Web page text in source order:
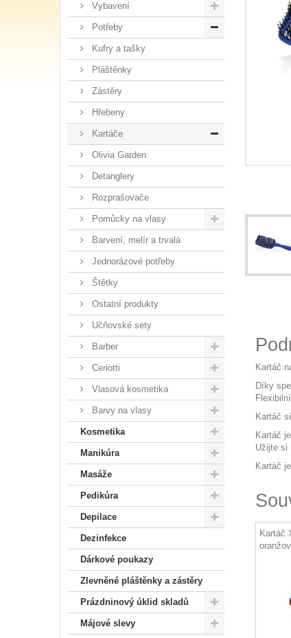
Vybavení
Potřeby
Kufry a tašky
Pláštěnky
Zástěry
Hřebeny
Kartáče
Olivia Garden
Detanglery
Rozprašovače
Pomůcky na vlasy
Barvení, melír a trvalá
Jednorázové potřeby
Štětky
Ostatní produkty
Učňovské sety
Barber
Ceriotti
Vlasová kosmetika
Barvy na vlasy
Kosmetika
Manikúra
Masáže
Pedikúra
Depilace
Dezinfekce
Dárkové poukazy
Zlevněné pláštěnky a zástěry
Prázdninový úklid skladů
Májové slevy
Kartáč
Díky
Kartáč
Kartáč
Užijte si
Kartáč
Kartáč